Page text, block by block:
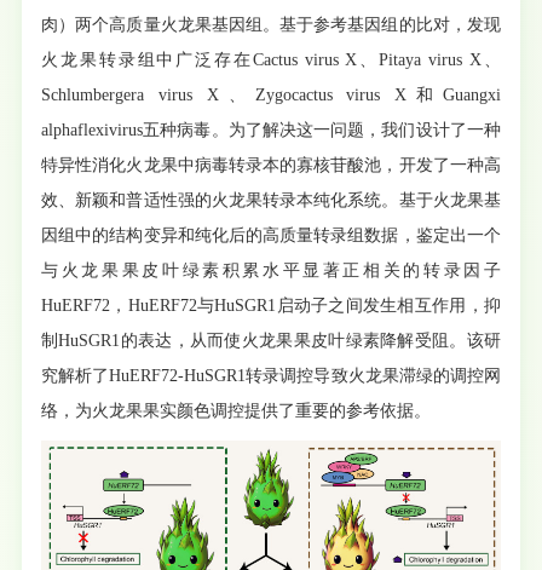
肉）两个高质量火龙果基因组。基于参考基因组的比对，发现
火龙果转录组中广泛存在Cactus virus X、Pitaya virus X、
Schlumbergera virus X、Zygocactus virus X和Guangxi
alphaflexivirus五种病毒。为了解决这一问题，我们设计了一种
特异性消化火龙果中病毒转录本的寡核苷酸池，开发了一种高
效、新颖和普适性强的火龙果转录本纯化系统。基于火龙果基
因组中的结构变异和纯化后的高质量转录组数据，鉴定出一个
与火龙果果皮叶绿素积累水平显著正相关的转录因子
HuERF72，HuERF72与HuSGR1启动子之间发生相互作用，抑
制HuSGR1的表达，从而使火龙果果皮叶绿素降解受阻。该研
究解析了HuERF72-HuSGR1转录调控导致火龙果滞绿的调控网
络，为火龙果果实颜色调控提供了重要的参考依据。